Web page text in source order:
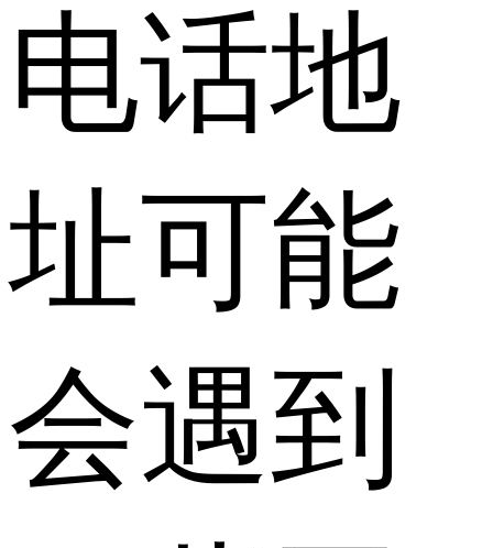
电话地
址可能
会遇到